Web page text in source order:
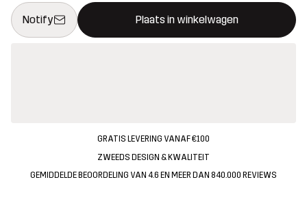
Notify Plaats in winkelwagen
Deze knop opent een modal met de bevestiging van een
{{size}} niet beschikbaar
GRATIS LEVERING VANAF €100
ZWEEDS DESIGN & KWALITEIT
GEMIDDELDE BEOORDELING VAN 4.6 EN MEER DAN 840.000 REVIEWS